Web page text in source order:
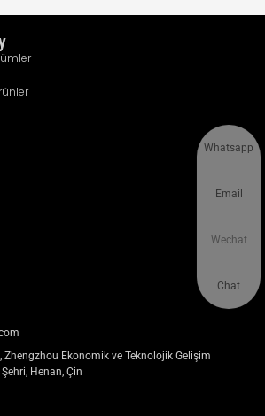
Zhengzhou Ekonomik ve Teknolojik Gelişim
Henan, Çin
Whatsapp
Email
Wechat
Chat